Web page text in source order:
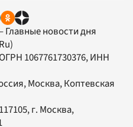
Главные новости дня
1067761730376, ИНН
Москва, Коптевская
117105, г. Москва,